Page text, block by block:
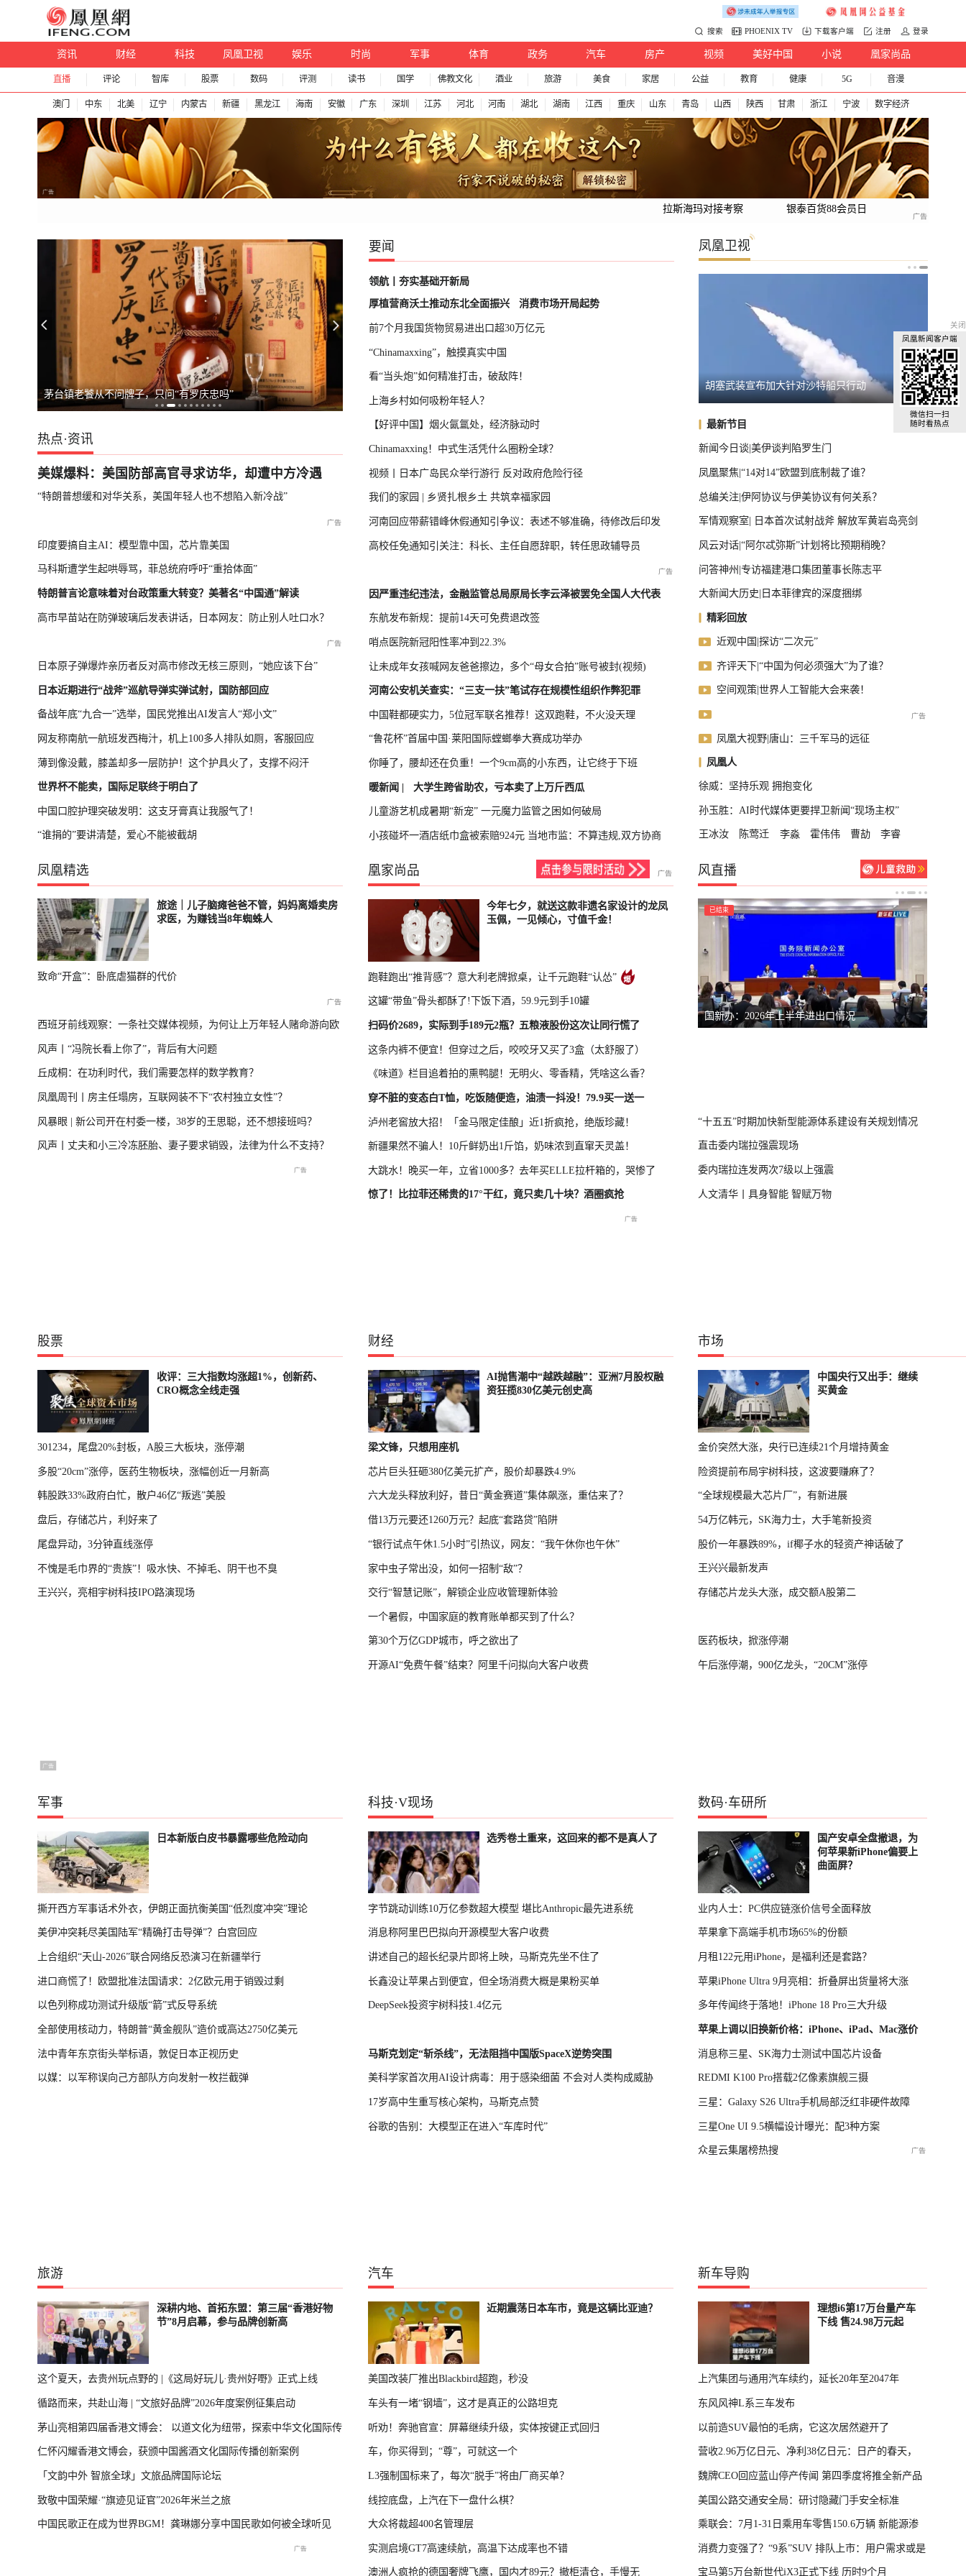
搜索 PHOENIX TV 下载客户端 注册 登录
资讯 财经 科技 凤凰卫视 娱乐 时尚 军事 体育 政务 汽车 房产 视频 美好中国 小说 凰家尚品
直播 评论 智库 股票 数码 评测 读书 国学 佛教文化 酒业 旅游 美食 家居 公益 教育 健康 5G 音漫
澳门 中东 北美 辽宁 内蒙古 新疆 黑龙江 海南 安徽 广东 深圳 江苏 河北 河南 湖北 湖南 江西 重庆 山东 青岛 山西 陕西 甘肃 浙江 宁波 数字经济
拉斯海玛对接考察 银泰百货88会员日
茅台镇老饕从不问牌子，只问“有罗庆忠吗” U17国足三连胜晋级半决赛 全球汽车前十，中国占了三把椅子
热点 ·资讯
美媒爆料：美国防部高官寻求访华，却遭中方冷遇
“特朗普想缓和对华关系，美国年轻人也不想陷入新冷战”
印度要搞自主AI：模型靠中国，芯片靠美国
马科斯遭学生起哄辱骂，菲总统府呼吁“重拾体面”
特朗普言论意味着对台政策重大转变？美著名“中国通”解读
高市早苗站在防弹玻璃后发表讲话，日本网友：防止别人吐口水？
日本原子弹爆炸亲历者反对高市修改无核三原则，“她应该下台”
日本近期进行“战斧”巡航导弹实弹试射，国防部回应
备战年底“九合一”选举，国民党推出AI发言人“郑小文”
网友称南航一航班发西梅汁，机上100多人排队如厕，客服回应
薄到像没戴，膝盖却多一层防护！这个护具火了，支撑不闷汗
世界杯不能卖，国际足联终于明白了
中国口腔护理突破发明：这支牙膏真让我服气了！
“谁捐的”要讲清楚，爱心不能被截胡
要闻
领航丨夯实基础开新局
厚植营商沃土推动东北全面振兴
消费市场开局起势
前7个月我国货物贸易进出口超30万亿元
“Chinamaxxing”，触摸真实中国
看“当头炮”如何精准打击，破敌阵！
上海乡村如何吸粉年轻人？
【好评中国】烟火氤氲处，经济脉动时
Chinamaxxing！中式生活凭什么圈粉全球？
视频丨日本广岛民众举行游行 反对政府危险行径
我们的家园 | 乡贤扎根乡土 共筑幸福家园
河南回应带薪错峰休假通知引争议：表述不够准确，待修改后印发
高校任免通知引关注：科长、主任自愿辞职，转任思政辅导员
因严重违纪违法，金融监管总局原局长李云泽被罢免全国人大代表
东航发布新规：提前14天可免费退改签
哨点医院新冠阳性率冲到22.3%
让未成年女孩喊网友爸爸擦边，多个“母女合拍”账号被封(视频)
河南公安机关查实：“三支一扶”笔试存在规模性组织作弊犯罪
中国鞋都硬实力，5位冠军联名推荐！这双跑鞋，不火没天理
“鲁花杯”首届中国·莱阳国际螳螂拳大赛成功举办
你睡了，腰却还在负重！一个9cm高的小东西，让它终于下班
暖新闻 | 大学生跨省助农，亏本卖了上万斤西瓜
儿童游艺机成暑期“新宠” 一元魔力监管之困如何破局
小孩碰坏一酒店纸巾盒被索赔924元 当地市监：不算违规,双方协商
凤凰卫视
大针对沙特船只行动 智利与委内瑞拉正式恢复领事关系 胡塞武装宣布加大针对沙特船只行动 智利与委内瑞拉正式恢
最新节目
新闻今日谈|美伊谈判陷罗生门
凤凰聚焦|“14对14”欧盟到底制裁了谁？
总编关注|伊阿协议与伊美协议有何关系？
军情观察室| 日本首次试射战斧 解放军黄岩岛亮剑
风云对话|“阿尔忒弥斯”计划将比预期稍晚？
问答神州|专访福建港口集团董事长陈志平
大新闻大历史|日本菲律宾的深度捆绑
精彩回放
近观中国|探访“二次元”
齐评天下|“中国为何必须强大”为了谁？
空间观策|世界人工智能大会来袭！
凤凰大视野|唐山：三千军马的远征
凤凰人
徐威：坚持乐观 拥抱变化
孙玉胜：AI时代媒体更要捍卫新闻“现场主权”
王冰汝 陈莺迁 李淼 霍伟伟 曹劼 李睿
凤凰精选
旅途｜儿子脑瘫爸爸不管，妈妈离婚卖房
求医，为赚钱当8年蜘蛛人
致命“开盒”：卧底虐猫群的代价
西班牙前线观察：一条社交媒体视频，为何让上万年轻人赌命游向欧
洲？
风声丨“冯院长看上你了”，背后有大问题
丘成桐：在功利时代，我们需要怎样的数学教育？
凤凰周刊丨房主任塌房，互联网装不下“农村独立女性”？
风暴眼 | 新公司开在村委一楼，38岁的王思聪，还不想接班吗？
风声丨丈夫和小三冷冻胚胎、妻子要求销毁，法律为什么不支持？
凰家尚品
今年七夕，就送这款非遗名家设计的龙凤
玉佩，一见倾心，寸值千金！
跑鞋跑出“推背感”？意大利老牌掀桌，让千元跑鞋“认怂”
这罐“带鱼”骨头都酥了!下饭下酒，59.9元到手10罐
扫码价2689，实际到手189元2瓶？五粮液股份这次让同行慌了
这条内裤不便宜！但穿过之后，咬咬牙又买了3盒（太舒服了）
《味道》栏目追着拍的熏鸭腿！无明火、零香精，凭啥这么香？
穿不脏的变态白T恤，吃饭随便造，油渍一抖没！79.9买一送一
泸州老窖放大招！「金马限定佳酿」近1折疯抢，绝版珍藏！
新疆果然不骗人！10斤鲜奶出1斤馅，奶味浓到直窜天灵盖！
大跳水！晚买一年，立省1000多？去年买ELLE拉杆箱的，哭惨了
惊了！比拉菲还稀贵的17°干红，竟只卖几十块？酒圈疯抢
风直播
已结束
交流现场
年大会特别报道
轮播中
播
经济运行情况
已结束
最新进展
会
已结束
国新办：2026年上半年进出口情况
“十五五”时期加快新型能源体系建设有关规划情况
直击委内瑞拉强震现场
委内瑞拉连发两次7级以上强震
人文清华丨具身智能 智赋万物
股票
收评：三大指数均涨超1%，创新药、
CRO概念全线走强
301234，尾盘20%封板，A股三大板块，涨停潮
多股“20cm”涨停，医药生物板块，涨幅创近一月新高
韩股跌33%政府白忙，散户46亿“叛逃”美股
盘后，存储芯片，利好来了
尾盘异动，3分钟直线涨停
不愧是毛巾界的“贵族”！吸水快、不掉毛、阴干也不臭
王兴兴，亮相宇树科技IPO路演现场
财经
AI抛售潮中“越跌越融”：亚洲7月股权融
资狂揽830亿美元创史高
梁文锋，只想用座机
芯片巨头狂砸380亿美元扩产，股价却暴跌4.9%
六大龙头释放利好，昔日“黄金赛道”集体飙涨，重估来了？
借13万元要还1260万元？起底“套路贷”陷阱
“银行试点午休1.5小时”引热议，网友：“我午休你也午休”
家中虫子常出没，如何一招制“敌”？
交行“智慧记账”，解锁企业应收管理新体验
一个暑假，中国家庭的教育账单都买到了什么？
第30个万亿GDP城市，呼之欲出了
开源AI“免费午餐”结束？阿里千问拟向大客户收费
市场
中国央行又出手：继续
买黄金
金价突然大涨，央行已连续21个月增持黄金
险资提前布局宇树科技，这波要赚麻了？
“全球规模最大芯片厂”，有新进展
54万亿韩元，SK海力士，大手笔新投资
股价一年暴跌89%，if椰子水的轻资产神话破了
王兴兴最新发声
存储芯片龙头大涨，成交额A股第二
医药板块，掀涨停潮
午后涨停潮，900亿龙头，“20CM”涨停
军事
日本新版白皮书暴露哪些危险动向
撕开西方军事话术外衣，伊朗正面抗衡美国“低烈度冲突”理论
美伊冲突耗尽美国陆军“精确打击导弹”？白宫回应
上合组织“天山-2026”联合网络反恐演习在新疆举行
进口商慌了！欧盟批准法国请求：2亿欧元用于销毁过剩
以色列称成功测试升级版“箭”式反导系统
全部使用核动力，特朗普“黄金舰队”造价或高达2750亿美元
法中青年东京街头举标语，敦促日本正视历史
以媒：以军称误向己方部队方向发射一枚拦截弹
科技·V现场
选秀卷土重来，这回来的都不是真人了
字节跳动训练10万亿参数超大模型 堪比Anthropic最先进系统
消息称阿里巴巴拟向开源模型大客户收费
讲述自己的超长纪录片即将上映，马斯克先坐不住了
长鑫没让苹果占到便宜，但全场消费大概是果粉买单
DeepSeek投资宇树科技1.4亿元
马斯克划定“斩杀线”，无法阻挡中国版SpaceX逆势突围
美科学家首次用AI设计病毒：用于感染细菌 不会对人类构成威胁
17岁高中生重写核心架构，马斯克点赞
谷歌的告别：大模型正在进入“车库时代”
数码·车研所
国产安卓全盘撤退，为
何苹果新iPhone偏要上
曲面屏？
业内人士：PC供应链涨价信号全面释放
苹果拿下高端手机市场65%的份额
月租122元用iPhone，是福利还是套路？
苹果iPhone Ultra 9月亮相：折叠屏出货量将大涨
多年传闻终于落地！iPhone 18 Pro三大升级
苹果上调以旧换新价格：iPhone、iPad、Mac涨价
消息称三星、SK海力士测试中国芯片设备
REDMI K100 Pro搭载2亿像素旗舰三摄
三星：Galaxy S26 Ultra手机局部泛红非硬件故障
三星One UI 9.5横幅设计曝光：配3种方案
众星云集屠榜热搜
旅游
深耕内地、首拓东盟：第三届“香港好物
节”8月启幕，参与品牌创新高
这个夏天，去贵州玩点野的 |《这局好玩儿·贵州好嘢》正式上线
循路而来，共赴山海 | “文旅好品牌”2026年度案例征集启动
茅山亮相第四届香港文博会： 以道文化为纽带，探索中华文化国际传
播新表达
仁怀闪耀香港文博会，获颁中国酱酒文化国际传播创新案例
「文韵中外 智旅全球」文旅品牌国际论坛
致敬中国荣耀·“旗迹见证官”2026年米兰之旅
中国民歌正在成为世界BGM！龚琳娜分享中国民歌如何被全球听见
汽车
近期震荡日本车市，竟是这辆比亚迪？
美国改装厂推出Blackbird超跑，秒没
车头有一堵“钢墙”，这才是真正的公路坦克
听劝！奔驰官宣：屏幕继续升级，实体按键正式回归
车，你买得到；“尊”，可就这一个
L3强制国标来了，每次“脱手”将由厂商买单？
线控底盘，上汽在下一盘什么棋？
大众将裁超400名管理层
实测启境GT7高速续航，高温下达成率也不错
澳洲人疯抢的德国奢牌飞鹰，国内才89元？撤柜清仓，手慢无
新车导购
理想i6第17万台量产车
下线 售24.98万元起
上汽集团与通用汽车续约，延长20年至2047年
东风风神L系三车发布
以前造SUV最怕的毛病，它这次居然避开了
营收2.96万亿日元、净利38亿日元：日产的春天，
回来了
魏牌CEO回应蓝山停产传闻 第四季度将推全新产品
美国公路交通安全局：研讨隐藏门手安全标准
乘联会：7月1-31日乘用车零售150.6万辆 新能源渗
透率64.4%
消费力变强了？“9系”SUV 排队上市：用户需求或是
主因
宝马第5万台新世代iX3正式下线 历时9个月
关闭
凤凰新闻客户端
微信扫一扫
随时看热点